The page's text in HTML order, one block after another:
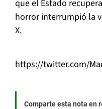
que el Estado
horror interrumpió la
X.
https://twitter.com/
Comparte esta nota en